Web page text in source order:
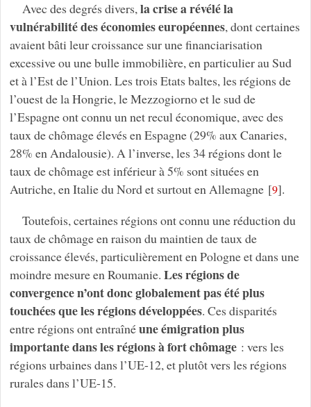
Avec des degrés divers,la crise a révélé la
vulnérabilité des économies européennes, dont certaines
avaient bâti leur croissance sur une financiarisation
excessive ou une bulle immobilière, en particulier au Sud
et à l’Est de l’Union. Les trois Etats baltes, les régions de
l’ouest de la Hongrie, le Mezzogiorno et le sud de
l’Espagne ont connu un net recul économique, avec des
taux de chômage élevés en Espagne (29% aux Canaries,
28% en Andalousie). A l’inverse, les 34 régions dont le
taux de chômage est inférieur à 5% sont situées en
Autriche, en Italie du Nord et surtout en Allemagne[9].
Toutefois, certaines régions ont connu une réduction du
taux de chômage en raison du maintien de taux de
croissance élevés, particulièrement en Pologne et dans une
moindre mesure en Roumanie. Les régions de
convergence n’ont donc globalement pas été plus
touchées que les régions développées. Ces disparités
entre régions ont entraînéune émigration plus
importante dans les régions à fort chômage: vers les
régions urbaines dans l’UE-12, et plutôt vers les régions
rurales dans l’UE-15.